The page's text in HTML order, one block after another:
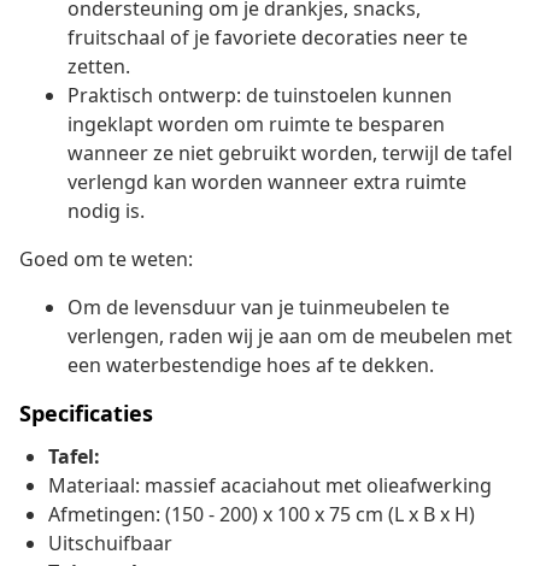
ondersteuning om je drankjes, snacks,
fruitschaal of je favoriete decoraties neer te
zetten.
Praktisch ontwerp: de tuinstoelen kunnen
ingeklapt worden om ruimte te besparen
wanneer ze niet gebruikt worden, terwijl de tafel
verlengd kan worden wanneer extra ruimte
nodig is.
Goed om te weten:
Om de levensduur van je tuinmeubelen te
verlengen, raden wij je aan om de meubelen met
een waterbestendige hoes af te dekken.
Specificaties
Tafel:
Materiaal: massief acaciahout met olieafwerking
Afmetingen: (150 - 200) x 100 x 75 cm (L x B x H)
Uitschuifbaar